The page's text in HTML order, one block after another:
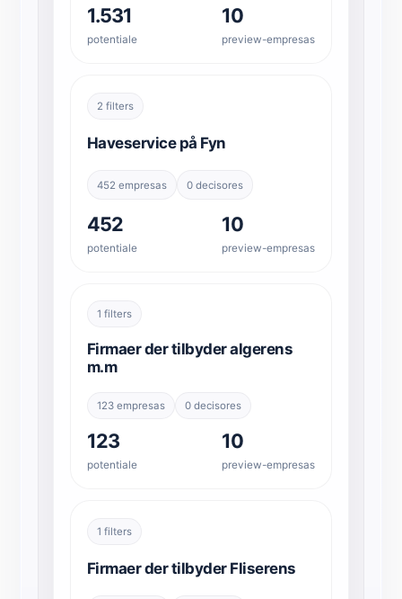
1.531
potentiale
10
preview-empresas
2 filters
Haveservice på Fyn
452 empresas 0 decisores
452
potentiale
10
preview-empresas
1 filters
Firmaer der tilbyder algerens
m.m
123 empresas 0 decisores
123
potentiale
10
preview-empresas
1 filters
Firmaer der tilbyder Fliserens